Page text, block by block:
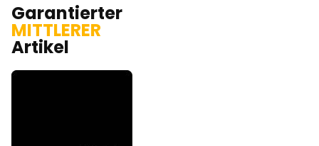
Garantierter
MITTLERER
Artikel